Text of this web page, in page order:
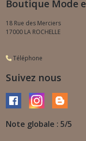
Boutique Mode
18 Rue des Merciers
17000 LA ROCHELLE
Téléphone
Suivez nous
Note globale : 5/5